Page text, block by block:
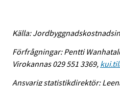
Källa:
Förfrågningar: Pentti
Virokannas 029 551 3369,
Ansvarig statistikdirektör: